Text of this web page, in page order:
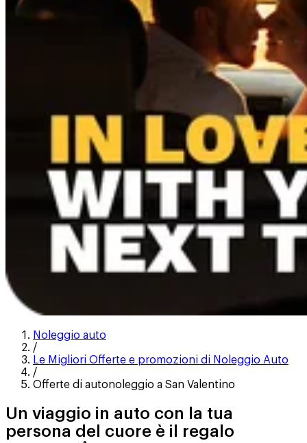
Noleggio auto
/
Le Migliori Offerte e promozioni di Noleggio Auto
/
Offerte di autonoleggio a San Valentino
Un viaggio in auto con la tua
persona del cuore è il regalo